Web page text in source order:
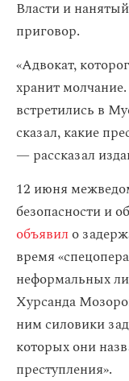
Власти и
приговор.
«Адвокат,
хранит
встретились в
сказал, какие
— рассказал
12 июня
безопасности и
объявил о
время
неформальных
Хурсанда
ним силовики
которых они
преступления».